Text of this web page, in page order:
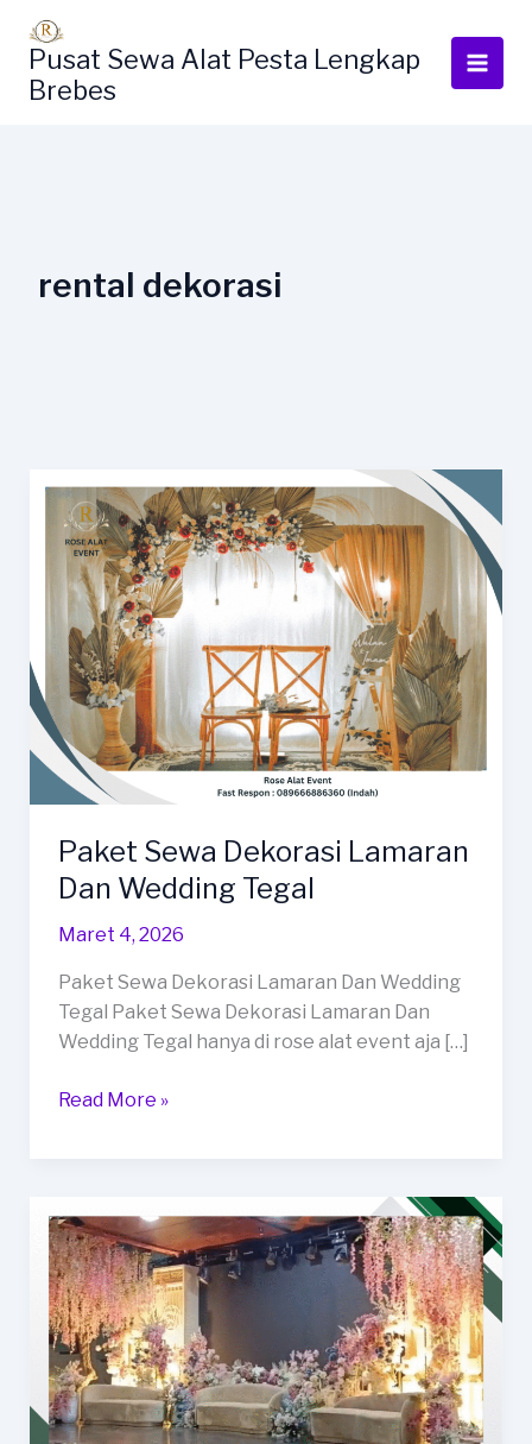
kontenPusat Sewa Alat Pesta Lengkap
Brebes
rental dekorasi
Paket Sewa Dekorasi Lamaran
Dan Wedding Tegal
Maret 4, 2026
Paket Sewa Dekorasi Lamaran Dan Wedding
Tegal Paket Sewa Dekorasi Lamaran Dan
Wedding Tegal hanya di rose alat event aja […]
Paket
Dan
Wedding
Tegal
Read More »